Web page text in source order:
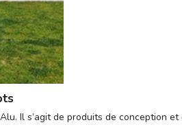
Il s’agit de produits de conception